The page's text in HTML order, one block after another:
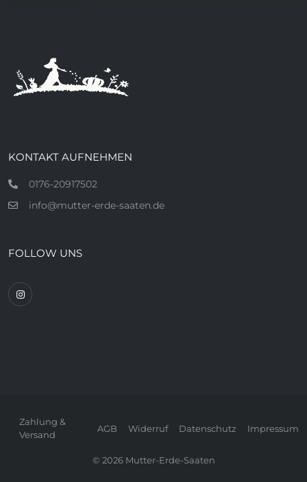
KONTAKT AUFNEHMEN
0176-20917502
info@mutter-erde-saaten.de
FOLLOW UNS
© 2026 Mutter-Erde-Saaten
Zahlung &
Versand
AGB Widerruf Datenschutz Impressum